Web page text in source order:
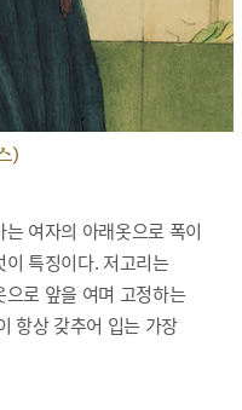
)
여자의 아래옷으로 폭이
특징이다. 저고리는
로 앞을 여며 고정하는
항상 갖추어 입는 가장